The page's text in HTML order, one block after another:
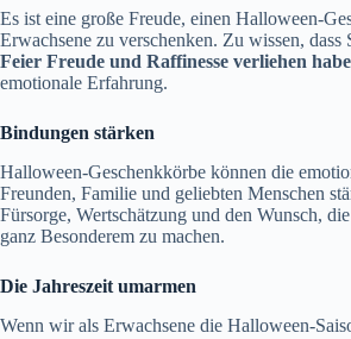
Es ist eine große Freude, einen Halloween-
Erwachsene zu verschenken. Zu wissen, dass
Feier Freude und Raffinesse verliehen
emotionale Erfahrung.
Bindungen stärken
Halloween-Geschenkkörbe können die
Freunden, Familie und geliebten Menschen
Fürsorge, Wertschätzung und den Wunsch,
ganz Besonderem zu machen.
Die Jahreszeit umarmen
Wenn wir als Erwachsene die Halloween-